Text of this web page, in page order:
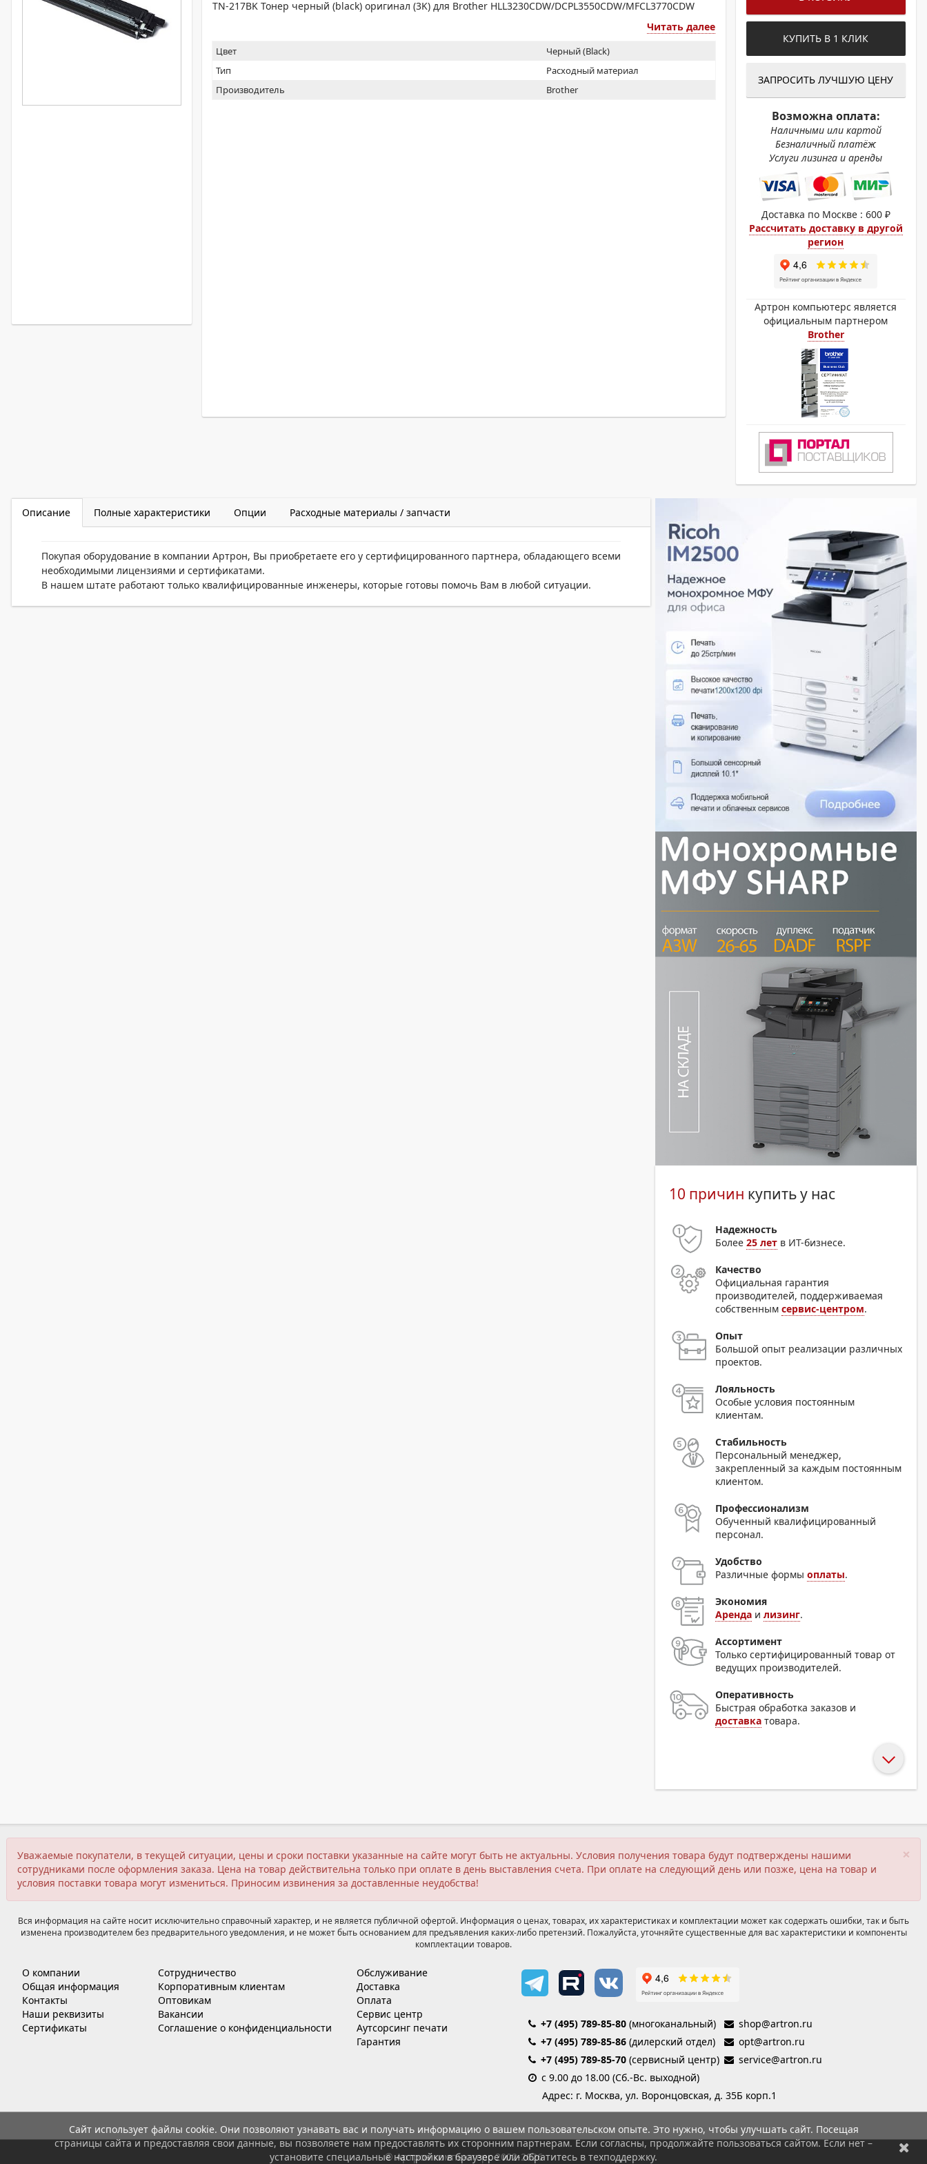
МОНОХРОМНЫЕ ПРИНТЕРЫ
TN-217BK Тонер черный (black) оригинал (3K) для Brother HLL3230CDW/DCPL3550CDW/MFCL3770CDW
Читать далее
Цвет
Черный (Black)
Тип
Расходный материал
Производитель
Brother
КУПИТЬ В 1 КЛИК
ЗАПРОСИТЬ ЛУЧШУЮ ЦЕНУ
Возможна оплата:
Наличными или картой
Безналичный платёж
Услуги лизинга и аренды
Доставка по Москве : 600 ₽
Рассчитать доставку в другой
регион
Артрон компьютерс является
официальным партнером
Brother
Описание Полные характеристики Опции Расходные материалы / запчасти
Покупая оборудование в компании Артрон, Вы приобретаете его у сертифицированного партнера, обладающего всеми
необходимыми лицензиями и сертификатами.
В нашем штате работают только квалифицированные инженеры, которые готовы помочь Вам в любой ситуации.
10 причин купить у нас
Надежность
Более25 лет в ИТ-бизнесе.
Качество
Официальная гарантия
производителей, поддерживаемая
собственнымсервис-центром.
Опыт
Большой опыт реализации различных
проектов.
Лояльность
Особые условия постоянным
клиентам.
Стабильность
Персональный менеджер,
закрепленный за каждым постоянным
клиентом.
Профессионализм
Обученный квалифицированный
персонал.
Удобство
Различные формыоплаты.
Экономия
Аренда илизинг.
Ассортимент
Только сертифицированный товар от
ведущих производителей.
Оперативность
Быстрая обработка заказов и
доставка товара.
×
Уважаемые покупатели, в текущей ситуации, цены и сроки поставки указанные на сайте могут быть не актуальны. Условия получения товара будут подтверждены нашими
сотрудниками после оформления заказа. Цена на товар действительна только при оплате в день выставления счета. При оплате на следующий день или позже, цена на товар и
условия поставки товара могут измениться. Приносим извинения за доставленные неудобства!
Вся информация на сайте носит исключительно справочный характер, и не является публичной офертой. Информация о ценах, товарах, их характеристиках и комплектации может как содержать ошибки, так и быть
изменена производителем без предварительного уведомления, и не может быть основанием для предъявления каких-либо претензий. Пожалуйста, уточняйте существенные для вас характеристики и компоненты
комплектации товаров.
О компании
Общая информация
Контакты
Наши реквизиты
Сертификаты
Сотрудничество
Корпоративным клиентам
Оптовикам
Вакансии
Соглашение о конфиденциальности
Обслуживание
Доставка
Оплата
Сервис центр
Аутсорсинг печати
Гарантия
+7 (495) 789-85-80(многоканальный)
shop@artron.ru
+7 (495) 789-85-86(дилерский отдел)
opt@artron.ru
+7 (495) 789-85-70(сервисный центр)
service@artron.ru
с 9.00 до 18.00 (Сб.-Вс. выходной)
Адрес: г. Москва, ул. Воронцовская, д. 35Б корп.1
© Артрон компьютерс 2002-2026
Сайт использует файлы cookie. Они позволяют узнавать вас и получать информацию о вашем пользовательском опыте. Это нужно, чтобы улучшать сайт. Посещая
страницы сайта и предоставляя свои данные, вы позволяете нам предоставлять их сторонним партнерам. Если согласны, продолжайте пользоваться сайтом. Если нет –
установите специальные настройки в браузере или обратитесь в техподдержку.